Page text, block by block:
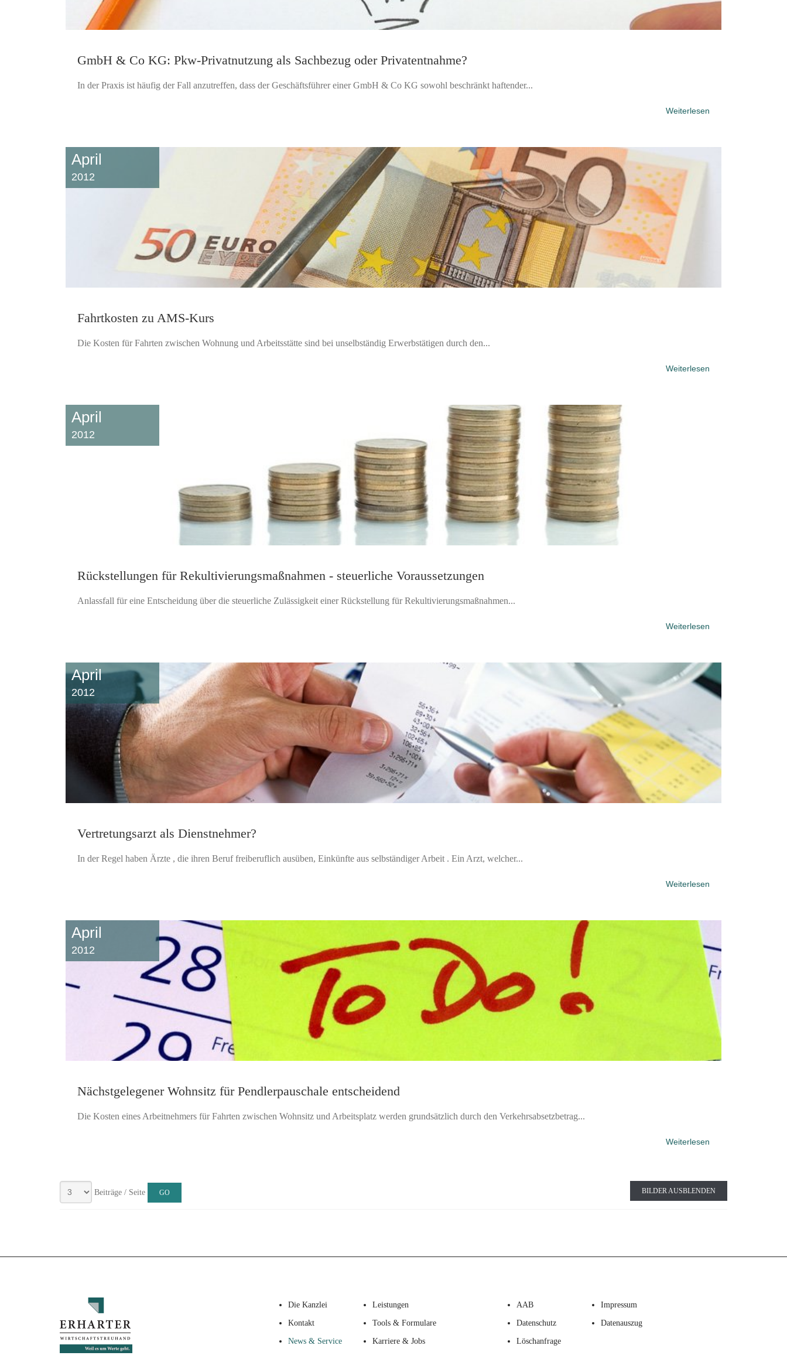
GmbH & Co KG: Pkw-Privatnutzung als Sachbezug oder Privatentnahme?
In der Praxis ist häufig der Fall anzutreffen, dass der Geschäftsführer einer GmbH & Co KG sowohl beschränkt haftender...
Weiterlesen
April
2012
Fahrtkosten zu AMS-Kurs
Die Kosten für Fahrten zwischen Wohnung und Arbeitsstätte sind bei unselbständig Erwerbstätigen durch den...
Weiterlesen
April
2012
Rückstellungen für Rekultivierungsmaßnahmen - steuerliche Voraussetzungen
Anlassfall für eine Entscheidung über die steuerliche Zulässigkeit einer Rückstellung für Rekultivierungsmaßnahmen...
Weiterlesen
April
2012
Vertretungsarzt als Dienstnehmer?
In der Regel haben Ärzte , die ihren Beruf freiberuflich ausüben, Einkünfte aus selbständiger Arbeit . Ein Arzt, welcher...
Weiterlesen
April
2012
Nächstgelegener Wohnsitz für Pendlerpauschale entscheidend
Die Kosten eines Arbeitnehmers für Fahrten zwischen Wohnsitz und Arbeitsplatz werden grundsätzlich durch den Verkehrsabsetzbetrag...
Weiterlesen
Beiträge / Seite BILDER AUSBLENDEN
Die Kanzlei Leistungen
Kontakt Tools & Formulare
News & Service Karriere & Jobs
AAB Impressum
Datenschutz Datenauszug
Löschanfrage